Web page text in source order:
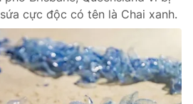
cực độc có tên là Chai xanh.